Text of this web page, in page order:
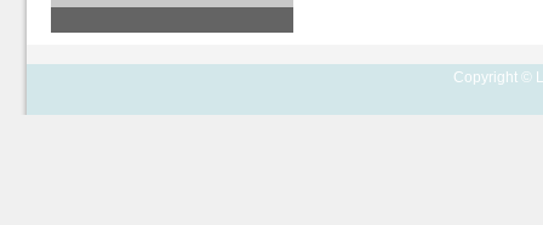
Copyright ©